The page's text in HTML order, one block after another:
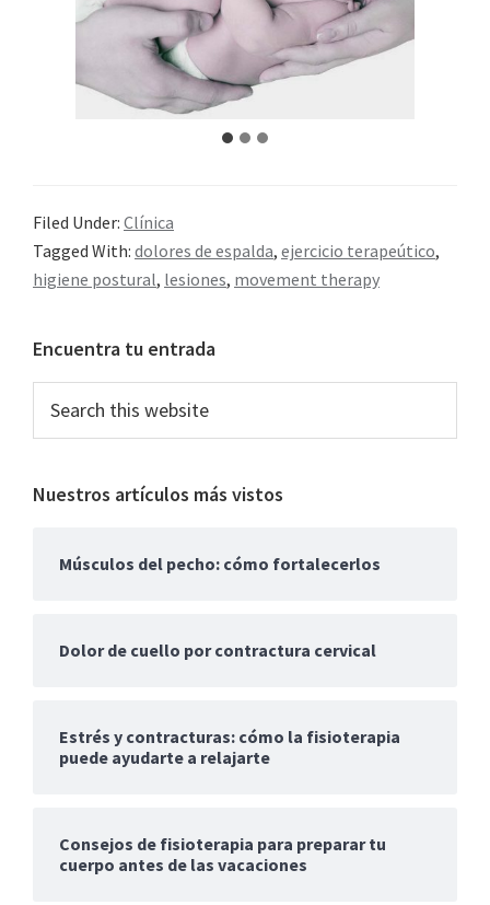
Filed Under: Clínica
Tagged With: dolores de espalda, ejercicio terapeútico,
higiene postural, lesiones, movement therapy
Primary
Sidebar
Encuentra tu entrada
this
website
Nuestros artículos más vistos
Músculos del pecho: cómo fortalecerlos
Dolor de cuello por contractura cervical
Estrés y contracturas: cómo la fisioterapia
puede ayudarte a relajarte
Consejos de fisioterapia para preparar tu
cuerpo antes de las vacaciones